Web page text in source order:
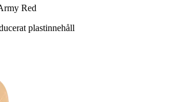
Red
plastinnehåll